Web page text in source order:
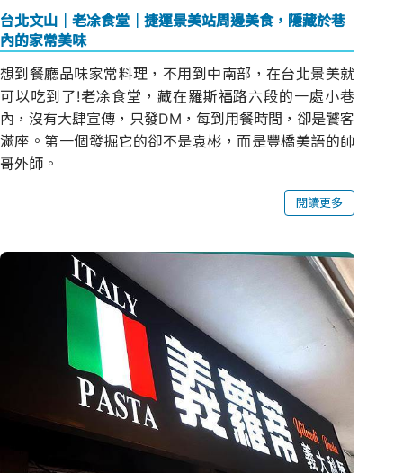
台北文山｜老凃食堂｜捷運景美站周邊美食，隱藏於巷
內的家常美味
想到餐廳品味家常料理，不用到中南部，在台北景美就
可以吃到了!老凃食堂，藏在羅斯福路六段的一處小巷
內，沒有大肆宣傳，只發DM，每到用餐時間，卻是饕客
滿座。第一個發掘它的卻不是袁彬，而是豐橋美語的帥
哥外師。
閱讀更多